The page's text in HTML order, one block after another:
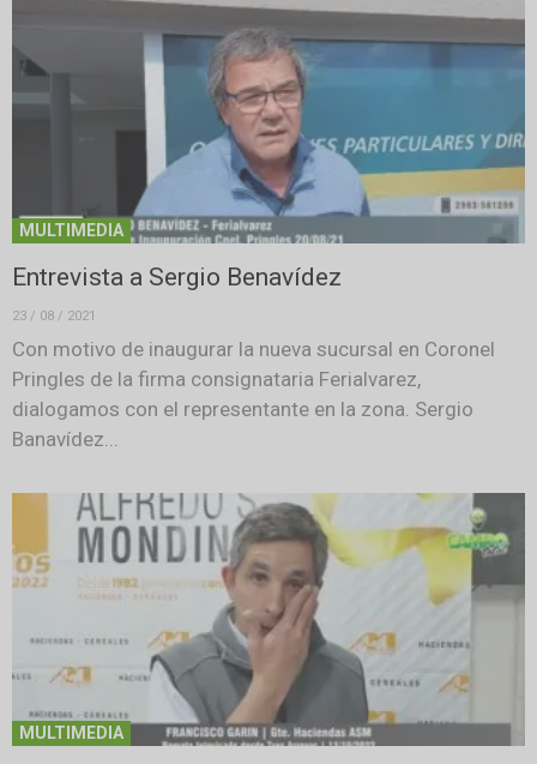
MULTIMEDIA
Entrevista a Sergio Benavídez
23 / 08 / 2021
Con motivo de inaugurar la nueva sucursal en Coronel
Pringles de la firma consignataria Ferialvarez,
dialogamos con el representante en la zona. Sergio
Banavídez...
MULTIMEDIA